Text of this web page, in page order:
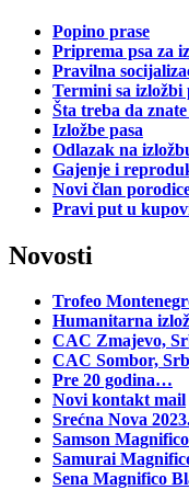
Popino prase
Priprema psa za
Pravilna
Termini sa izložbi
Šta treba da
Izložbe pasa
Odlazak na
Gajenje i
Novi član
Pravi put u
Novosti
Trofeo
Humanitarna
CAC Zmajevo,
CAC Sombor,
Pre 20 godina…
Novi kontakt mail
Srećna Nova
Samson
Samurai
Sena Magnifico